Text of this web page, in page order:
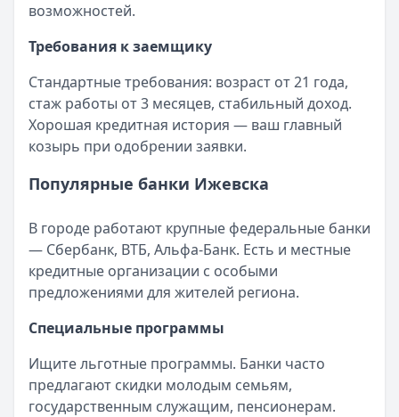
возможностей.
Требования к заемщику
Стандартные требования: возраст от 21 года,
стаж работы от 3 месяцев, стабильный доход.
Хорошая кредитная история — ваш главный
козырь при одобрении заявки.
Популярные банки Ижевска
В городе работают крупные федеральные банки
— Сбербанк, ВТБ, Альфа-Банк. Есть и местные
кредитные организации с особыми
предложениями для жителей региона.
Специальные программы
Ищите льготные программы. Банки часто
предлагают скидки молодым семьям,
государственным служащим, пенсионерам.